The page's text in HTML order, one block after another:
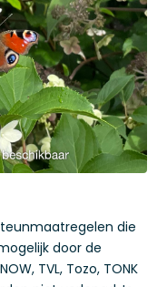
die
door de
TVL, Tozo, TONK